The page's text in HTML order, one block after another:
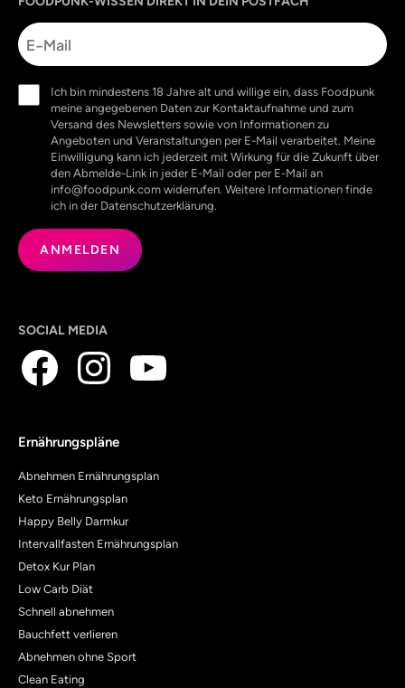
E-
Mail
(erforderlich)
Ich bin mindestens 18 Jahre alt und willige ein, dass Foodpunk
meine angegebenen Daten zur Kontaktaufnahme und zum
Versand des Newsletters sowie von Informationen zu
Angeboten und Veranstaltungen per E-Mail verarbeitet. Meine
Einwilligung kann ich jederzeit mit Wirkung für die Zukunft über
den Abmelde-Link in jeder E-Mail oder per E-Mail an
info@foodpunk.com widerrufen. Weitere Informationen finde
ich in der Datenschutzerklärung.
SOCIAL MEDIA
Ernährungspläne
Abnehmen Ernährungsplan
Keto Ernährungsplan
Happy Belly Darmkur
Intervallfasten Ernährungsplan
Detox Kur Plan
Low Carb Diät
Schnell abnehmen
Bauchfett verlieren
Abnehmen ohne Sport
Clean Eating